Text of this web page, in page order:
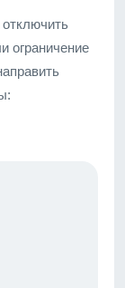
ограничение